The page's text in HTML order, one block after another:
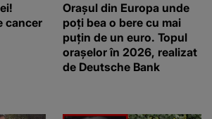
cancer
Orașul din Europa unde
poți bea o bere cu mai
puțin de un euro. Topul
orașelor în 2026, realizat
de Deutsche Bank